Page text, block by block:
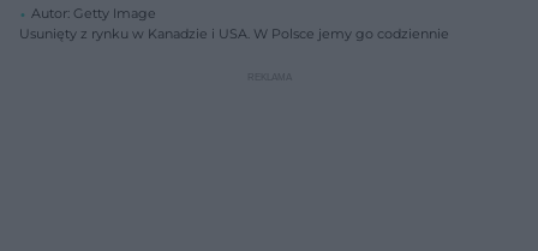
Autor: Getty Image
Usunięty z rynku w Kanadzie i USA. W Polsce jemy go codziennie